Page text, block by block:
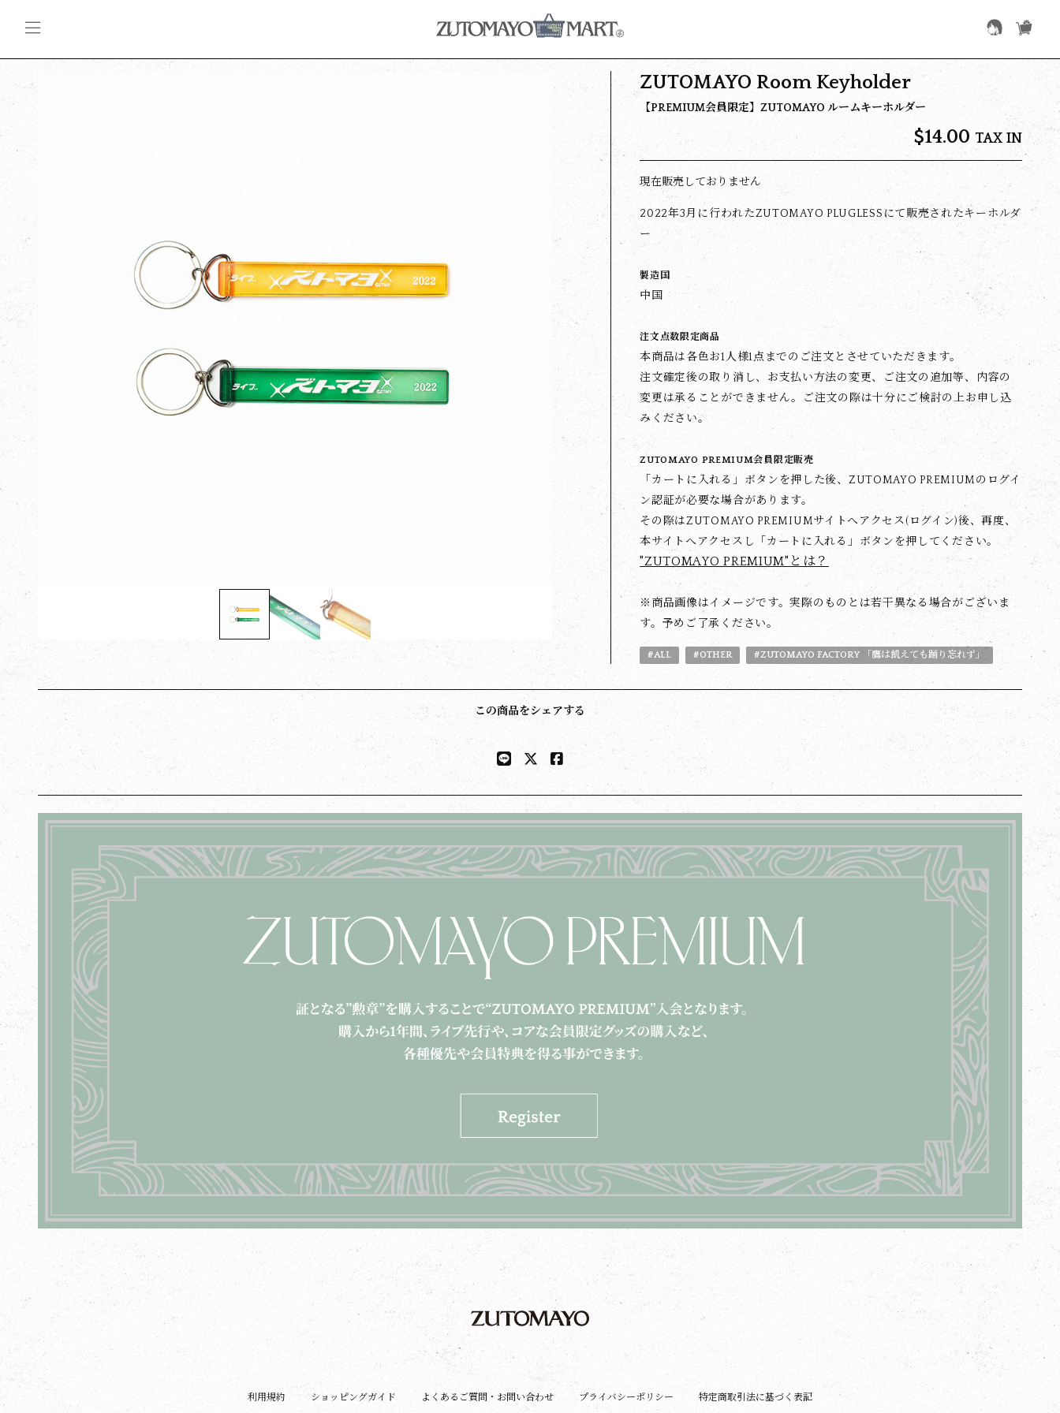
ZUTOMAYO Room Keyholder
【PREMIUM会員限定】ZUTOMAYO ルームキーホルダー
$‌14.00 TAX IN
現在販売しておりません
2022年3月に行われたZUTOMAYO PLUGLESSにて販売されたキーホルダ
ー
製造国
中国
注文点数限定商品
本商品は各色お1人様1点までのご注文とさせていただきます。
注文確定後の取り消し、お支払い方法の変更、ご注文の追加等、内容の
変更は承ることができません。ご注文の際は十分にご検討の上お申し込
みください。
ZUTOMAYO PREMIUM会員限定販売
「カートに入れる」ボタンを押した後、ZUTOMAYO PREMIUMのログイ
ン認証が必要な場合があります。
その際はZUTOMAYO PREMIUMサイトへアクセス(ログイン)後、再度、
本サイトへアクセスし「カートに入れる」ボタンを押してください。
"ZUTOMAYO PREMIUM"とは？
※商品画像はイメージです。実際のものとは若干異なる場合がございま
す。予めご了承ください。
#ALL #OTHER #ZUTOMAYO FACTORY 「鷹は飢えても踊り忘れず」
この商品をシェアする
利用規約 ショッピングガイド よくあるご質問・お問い合わせ プライバシーポリシー 特定商取引法に基づく表記